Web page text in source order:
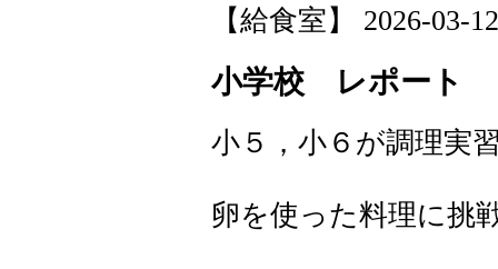
【給食室】 2026-03-
小学校 レポート
小５，小６が調理実
卵を使った料理に挑